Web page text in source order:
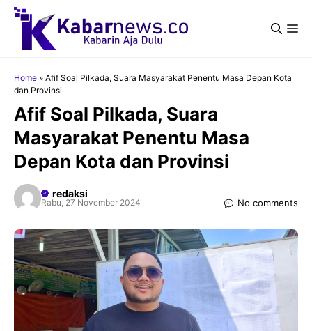
Langsung
Home » Afif Soal Pilkada, Suara Masyarakat Penentu Masa Depan Kota
dan Provinsi
Afif Soal Pilkada, Suara
Masyarakat Penentu Masa
Depan Kota dan Provinsi
redaksi
Rabu, 27 November 2024 No comments